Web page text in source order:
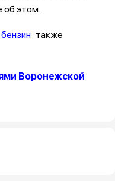
об этом.
также
Воронежской